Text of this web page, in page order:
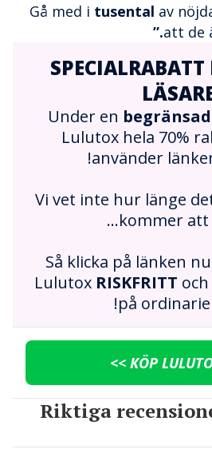
Gå med i tusental av
att de
Under en
Lulutox hela 70%
använder
Vi vet inte hur länge
kommer att
Så klicka på länken
Lulutox RISKFRITT
på ordinarie
KÖP
Riktiga